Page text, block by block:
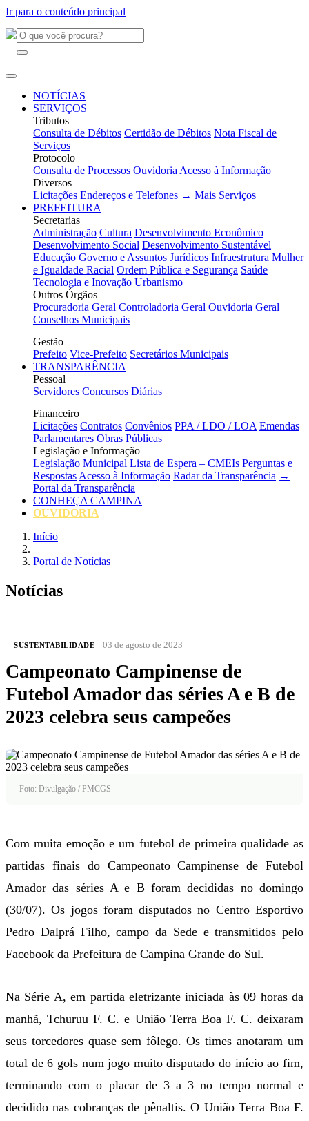
Ir para o conteúdo principal
NOTÍCIAS
SERVIÇOS
Tributos
Consulta de Débitos Certidão de Débitos Nota Fiscal de
Serviços
Protocolo
Consulta de Processos Ouvidoria Acesso à Informação
Diversos
Licitações Endereços e Telefones → Mais Serviços
PREFEITURA
Secretarias
Administração Cultura Desenvolvimento Econômico
Desenvolvimento Social Desenvolvimento Sustentável
Educação Governo e Assuntos Jurídicos Infraestrutura Mulher
e Igualdade Racial Ordem Pública e Segurança Saúde
Tecnologia e Inovação Urbanismo
Outros Órgãos
Procuradoria Geral Controladoria Geral Ouvidoria Geral
Conselhos Municipais
Gestão
Prefeito Vice-Prefeito Secretários Municipais
TRANSPARÊNCIA
Pessoal
Servidores Concursos Diárias
Financeiro
Licitações Contratos Convênios PPA / LDO / LOA Emendas
Parlamentares Obras Públicas
Legislação e Informação
Legislação Municipal Lista de Espera – CMEIs Perguntas e
Respostas Acesso à Informação Radar da Transparência →
Portal da Transparência
CONHEÇA CAMPINA
OUVIDORIA
Início
Portal de Notícias
Notícias
SUSTENTABILIDADE 03 de agosto de 2023
Campeonato Campinense de
Futebol Amador das séries A e B de
2023 celebra seus campeões
Foto: Divulgação / PMCGS
Com muita emoção e um futebol de primeira qualidade as
partidas finais do Campeonato Campinense de Futebol
Amador das séries A e B foram decididas no domingo
(30/07). Os jogos foram disputados no Centro Esportivo
Pedro Dalprá Filho, campo da Sede e transmitidos pelo
Facebook da Prefeitura de Campina Grande do Sul.
Na Série A, em partida eletrizante iniciada às 09 horas da
manhã, Tchuruu F. C. e União Terra Boa F. C. deixaram
seus torcedores quase sem fôlego. Os times anotaram um
total de 6 gols num jogo muito disputado do início ao fim,
terminando com o placar de 3 a 3 no tempo normal e
decidido nas cobranças de pênaltis. O União Terra Boa F.